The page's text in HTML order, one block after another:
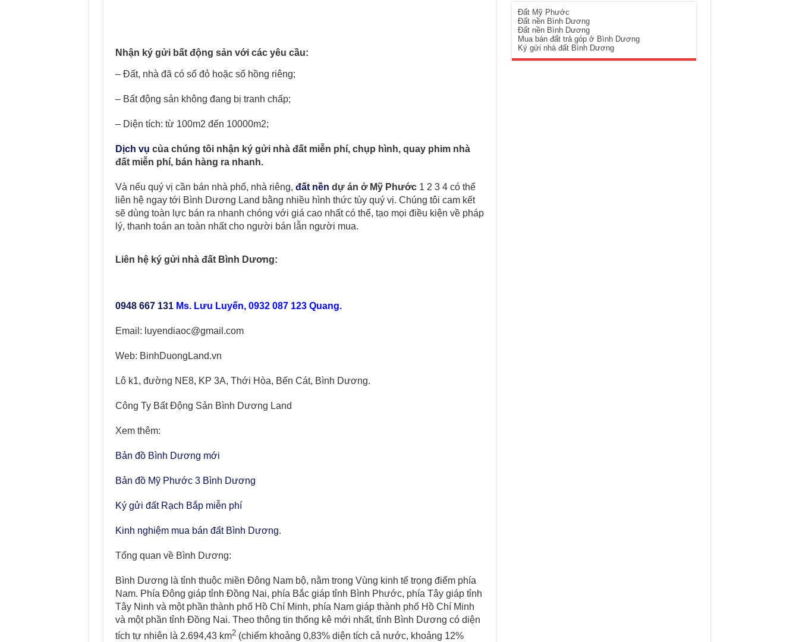
Nhận ký gửi bất động sản với các yêu cầu:
– Đất, nhà đã có sổ đỏ hoặc sổ hồng riêng;
– Bất động sản không đang bị tranh chấp;
– Diện tích: từ 100m2 đến 10000m2;
Dịch vụ của chúng tôi nhận ký gửi nhà đất miễn phí, chụp hình, quay phim nhà
đất miễn phí, bán hàng ra nhanh.
Và nếu quý vị cần bán nhà phố, nhà riêng, đất nền dự án ở Mỹ Phước1 2 3 4 có thể
liên hệ ngay tới Bình Dương Land bằng nhiều hình thức tùy quý vị. Chúng tôi cam kết
sẽ dùng toàn lực bán ra nhanh chóng với giá cao nhất có thể, tạo mọi điều kiện về pháp
lý, thanh toán an toàn nhất cho người bán lẫn người mua.
Liên hệ ký gửi nhà đất Bình Dương:
0948 667 131Ms. Lưu Luyến, 0932 087 123 Quang.
Email: luyendiaoc@gmail.com
Web: BinhDuongLand.vn
Lô k1, đường NE8, KP 3A, Thới Hòa, Bến Cát, Bình Dương.
Công Ty Bất Động Sản Bình Dương Land
Xem thêm:
Bản đồ Bình Dương mới
Bản đồ Mỹ Phước 3 Bình Dương
Ký gửi đất Rạch Bắp miễn phí
Kinh nghiệm mua bán đất Bình Dương.
Tổng quan về Bình Dương:
Bình Dương là tỉnh thuộc miền Đông Nam bộ, nằm trong Vùng kinh tế trọng điểm phía
Nam. Phía Đông giáp tỉnh Đồng Nai, phía Bắc giáp tỉnh Bình Phước, phía Tây giáp tỉnh
Tây Ninh và một phần thành phố Hồ Chí Minh, phía Nam giáp thành phố Hồ Chí Minh
và một phần tỉnh Đồng Nai. Theo thông tin thống kê mới nhất, tỉnh Bình Dương có diện
tích tự nhiên là 2.694,43 km2(chiếm khoảng 0,83% diện tích cả nước, khoảng 12%
Đất Mỹ Phước
Đất nền Bình Dương
Đất nền Bình Dương
Mua bán đất trả góp ở Bình Dương
Ký gửi nhà đất Bình Dương